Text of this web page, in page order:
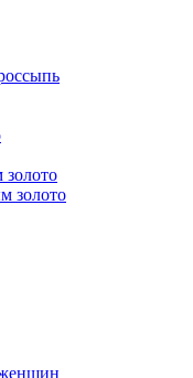
золото
золото